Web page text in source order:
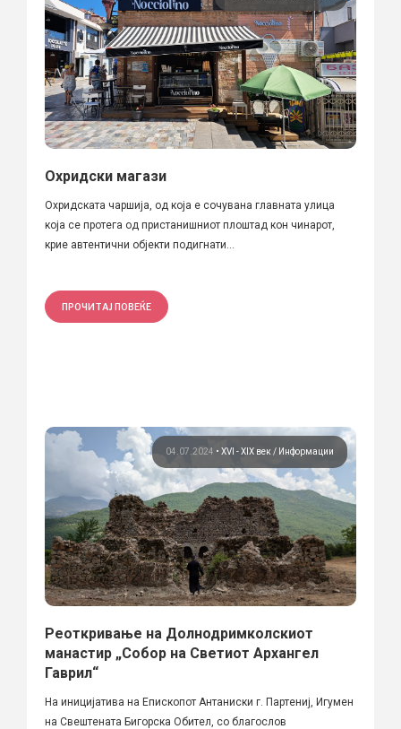
Охридски магази
Охридската чаршија, од која е сочувана главната улица
која се протега од пристанишниот плоштад кон чинарот,
крие автентични објекти подигнати...
ПРОЧИТАЈ ПОВЕЌЕ
04.07.2024 • XVI - XIX век Информации
Реоткривање на Долнодримколскиот
манастир „Собор на Светиот Архангел
Гаврил“
На иницијатива на Епископот Антаниски г. Партениј, Игумен
на Свештената Бигорска Обител, со благослов